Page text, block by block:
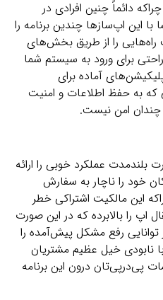
دائماً چنین افرادی در
این اپ‌سازها چندین برنامه را
راه‌هایی را از طریق بخش‌های
برای ورود به سیستم‌ شما
آماده برای
که به حفظ اطلاعات و امنیت
امن نیست.
بلندمدت عملکرد خوبی را ارائه
خود را ناچار به سفارش
این مالکیت اشتراکی خطر
اپ را بالابرده که در این صورت
رفع مشکل پیش‌آمده را
با نابودی خیل عظیم مشتریان
پی‌درپی‌تان درون این برنامه